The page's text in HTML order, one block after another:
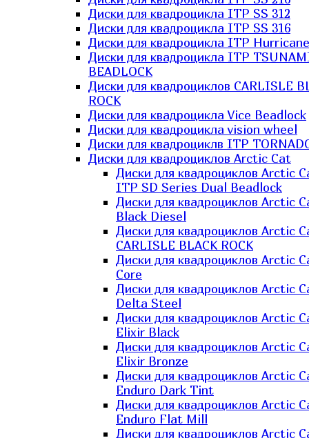
Диски для квадроцикла ITP SS 312
Диски для квадроцикла ITP SS 316
Диски для квадроцикла ITP Hurricane
Диски для квадроцикла ITP
BEADLOCK
Диски для квадроциклов CARLISLE
ROCK
Диски для квадроцикла Vice Beadlock
Диски для квадроцикла vision wheel
Диски для квадроциклв ITP
Диски для квадроциклов Arctic Cat
Диски для квадроциклов Arctic
ITP SD Series Dual Beadlock
Диски для квадроциклов Arctic
Black Diesel
Диски для квадроциклов Arctic
CARLISLE BLACK ROCK
Диски для квадроциклов Arctic
Core
Диски для квадроциклов Arctic
Delta Steel
Диски для квадроциклов Arctic
Elixir Black
Диски для квадроциклов Arctic
Elixir Bronze
Диски для квадроциклов Arctic
Enduro Dark Tint
Диски для квадроциклов Arctic
Enduro Flat Mill
Диски для квадроциклов Arctic